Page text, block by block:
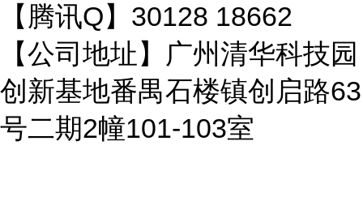
【腾讯Q】30128 18662
【公司地址】广州清华科技园
创新基地番禺石楼镇创启路63
号二期2幢101-103室